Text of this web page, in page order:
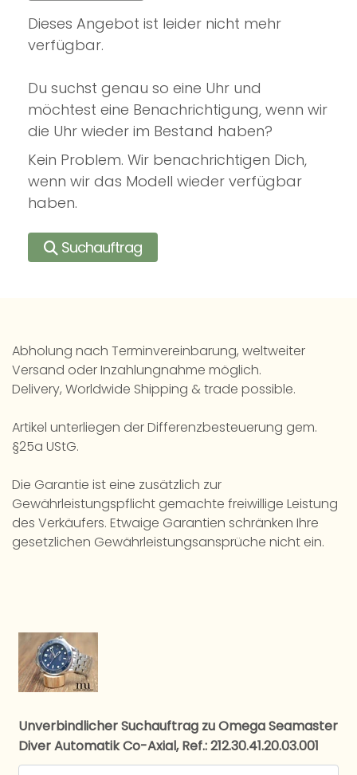
Dieses Angebot ist leider nicht mehr
verfügbar.
Du suchst genau so eine Uhr und
möchtest eine Benachrichtigung, wenn wir
die Uhr wieder im Bestand haben?
Kein Problem. Wir benachrichtigen Dich,
wenn wir das Modell wieder verfügbar
haben.
Suchauftrag
Abholung nach Terminvereinbarung, weltweiter
Versand oder Inzahlungnahme möglich.
Delivery, Worldwide Shipping & trade possible.
Artikel unterliegen der Differenzbesteuerung gem.
§25a UStG.
Die Garantie ist eine zusätzlich zur
Gewährleistungspflicht gemachte freiwillige Leistung
des Verkäufers. Etwaige Garantien schränken Ihre
gesetzlichen Gewährleistungsansprüche nicht ein.
Unverbindlicher Suchauftrag zu Omega Seamaster
Diver Automatik Co-Axial, Ref.: 212.30.41.20.03.001